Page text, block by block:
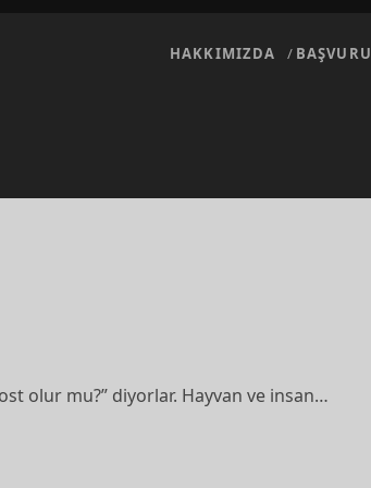
HAKKIMIZDA BAŞVURU
olur mu?” diyorlar. Hayvan ve insan…